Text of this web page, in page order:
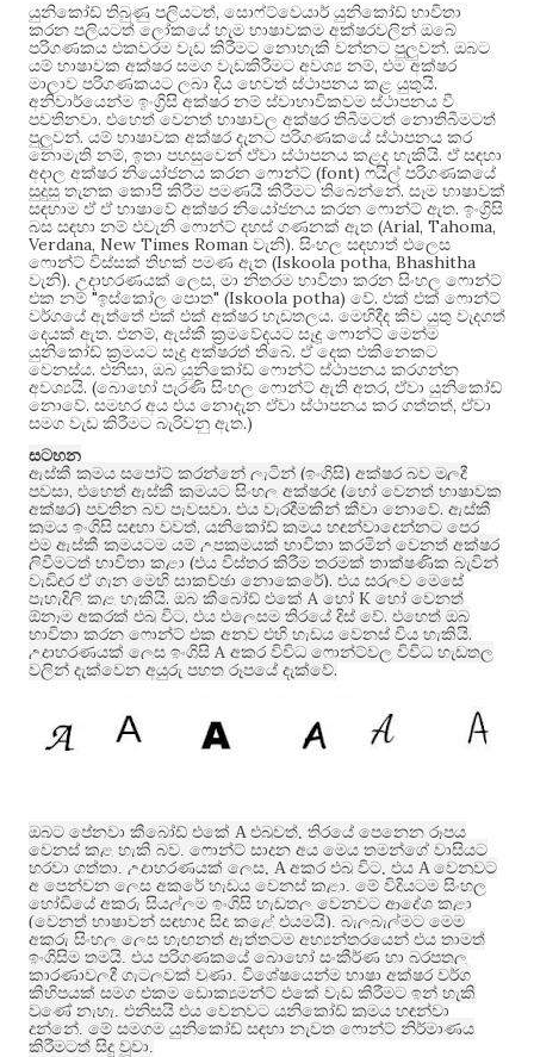
යුනිකෝඩ් තිබුණු පලියටත්, සොෆ්ට්වෙයාර් යුනිකෝඩ් භාවිතා
කරන පලියටත් ලෝකයේ හැම භාෂාවකම අක්ෂරවලින් ඔබේ
පරිගණකය එකවරම වැඩ කිරීමට නොහැකි වන්නට පුලුවන්. ඔබට
යම් භාෂාවක අක්ෂර සමග වැඩකිරීමට අවශ්‍ය නම්, එම අක්ෂර
මාලාව පරිගණකයට ලබා දිය හෙවත් ස්ථාපනය කළ යුතුයි.
අනිවාර්යෙන්ම ඉංග්‍රිසි අක්ෂර නම් ස්වාභාවිකවම ස්ථාපනය වී
පවතිනවා. එහෙත් වෙනත් භාෂාවල අක්ෂර තිබීමටත් නොතිබීමටත්
පුලුවන්. යම් භාෂාවක අක්ෂර දැනට පරිගණකයේ ස්ථාපනය කර
නොමැති නම්, ඉතා පහසුවෙන් ඒවා ස්ථාපනය කළද හැකියි. ඒ සඳහා
අදාල අක්ෂර නියෝජනය කරන ෆොන්ට් (font) ෆයිල් පරිගණකයේ
සුදුසු තැනක කොපි කිරීම පමණයි කිරීමට තිබෙන්නේ. සෑම භාෂාවක්
සඳහාම ඒ ඒ භාෂාවේ අක්ෂර නියෝජනය කරන ෆොන්ට් ඇත. ඉංග්‍රිසි
බස සඳහා නම් එවැනි ෆොන්ට් දහස් ගණනක් ඇත (Arial, Tahoma,
Verdana, New Times Roman වැනි). සිංහල සඳහාත් එලෙස
ෆොන්ට් විස්සක් තිහක් පමණ ඇත (Iskoola potha, Bhashitha
වැනි). උදාහරණයක් ලෙස, මා නිතරම භාවිතා කරන සිංහල ෆොන්ට්
එක නම් "ඉස්කෝල පොත" (Iskoola potha) වේ. එක් එක් ෆොන්ට්
වර්ගයේ ඇත්තේ එක් එක් අක්ෂර හැඩතලය. මෙහිදීද කිව යුතු වැදගත්
දෙයක් ඇත. එනම්, ඇස්කී ක්‍රමවේදයට සෑදූ ෆොන්ට් මෙන්ම
යුනිකෝඩ් ක්‍රමයට සෑදූ අක්ෂරත් තිබේ. ඒ දෙක එකිනෙකට
වෙනස්ය. එනිසා, ඔබ යුනිකෝඩ් ෆොන්ට් ස්ථාපනය කරගන්න
අවශ්‍යයි. (බොහෝ පැරණි සිංහල ෆොන්ට් ඇති අතර, ඒවා යුනිකෝඩ්
නොවේ. සමහර අය එය නොදැන ඒවා ස්ථාපනය කර ගත්තත්, ඒවා
සමග වැඩ කිරීමට බැරිවනු ඇත.)
සටහන
ඇස්කී ක්‍රමය සපෝට් කරන්නේ ලැටින් (ඉංග්‍රිසි) අක්ෂර බව මුලදී
පවසා, එහෙත් ඇස්කී ක්‍රමයට සිංහල අක්ෂරද (හෝ වෙනත් භාෂාවක
අක්ෂර) පවතින බව පැවසුවා. එය වැරදීමකින් කීවා නොවේ. ඇස්කී
ක්‍රමය ඉංග්‍රිසි සඳහා වුවත්, යුනිකෝඩ් ක්‍රමය හඳුන්වාදෙන්නට පෙර
එම ඇස්කී ක්‍රමයටම යම් උපක්‍රමයක් භාවිතා කරමින් වෙනත් අක්ෂර
ලිවීමටත් භාවිතා කළා (එය විස්තර කිරීම තරමක් තාක්ෂණික බැවින්
වැඩිදුර ඒ ගැන මෙහි සාකච්ඡා නොකෙරේ). එය සරලව මෙසේ
පැහැදිලි කළ හැකියි. ඔබ කීබෝඩ් එකේ A හෝ K හෝ වෙනත්
ඕනෑම අකුරක් එබූ විට, එය එලෙසම තිරයේ දිස් වේ. එහෙත් ඔබ
භාවිතා කරන ෆොන්ට් එක අනුව එහි හැඩය වෙනස් විය හැකියි.
උදාහරණයක් ලෙස ඉංග්‍රිසි A අකුර විවිධ ෆොන්ට්වල විවිධ හැඩතල
වලින් දැක්වෙන අයුරු පහත රූපයේ දැක්වේ.
ඔබට පේනවා කීබෝඩ් එකේ A එබූවත් තිරයේ පෙනෙන රූපය
වෙනස් කළ හැකි බව ෆොන්ට් සාදන අය මෙය තමන්ගේ වාසියට
හරවා ගත්තා උදාහරණයක් ලෙස , A අකුර එබූ විට එය A වෙනුවට
අ පෙන්වන ලෙස අකුරේ හැඩය වෙනස් කළා මේ විදියටම සිංහල
හෝඩියේ අකුරු සියල්ලම ඉංග්‍රිසි හැඩතල වෙනුවට ආදේශ කළා
(වෙනත් භාෂාවන් සඳහාද සිදු කළේ එයමයි). බැලූබැල්මට මෙම
අකුරු සිංහල ලෙස හැඟුනත් ඇත්තටම අභ්‍යන්තරයෙන් එය තාමත්
ඉංග්‍රිසිම තමයි එය පරිගණකයේ බොහෝ සංකීර්ණ හා බරපතල
කාරණාවලදී ගැටලුවක් වුණා විශේෂයෙන්ම භාෂා අක්ෂර වර්ග
කිහිපයක් සමග එකම ඩොක්‍යුමන්ට් එකේ වැඩ කිරීමට ඉන් හැකි
වුණේ නැහැ එනිසයි එය වෙනුවට යුනිකෝඩ් ක්‍රමය හඳුන්වා
දුන්නේ මේ සමගම යුනිකෝඩ් සඳහා නැවත ෆොන්ට් නිර්මාණය
කිරීමටත් සිදු වූවා